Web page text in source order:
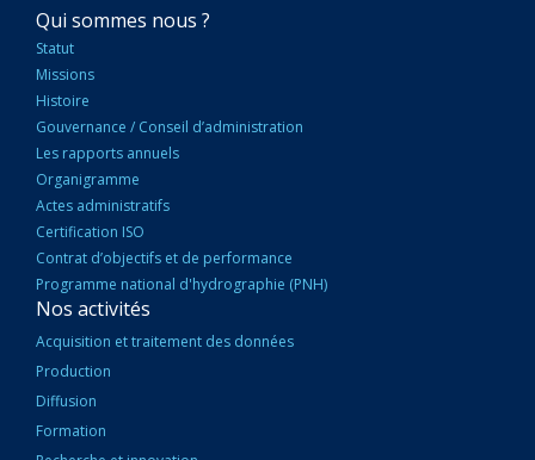
NAVIGATION
PRINCIPALE
Qui sommes nous ?
Statut
Missions
Histoire
Gouvernance / Conseil d’administration
Les rapports annuels
Organigramme
Actes administratifs
Certification ISO
Contrat d’objectifs et de performance
Programme national d'hydrographie (PNH)
Nos activités
Acquisition et traitement des données
Production
Diffusion
Formation